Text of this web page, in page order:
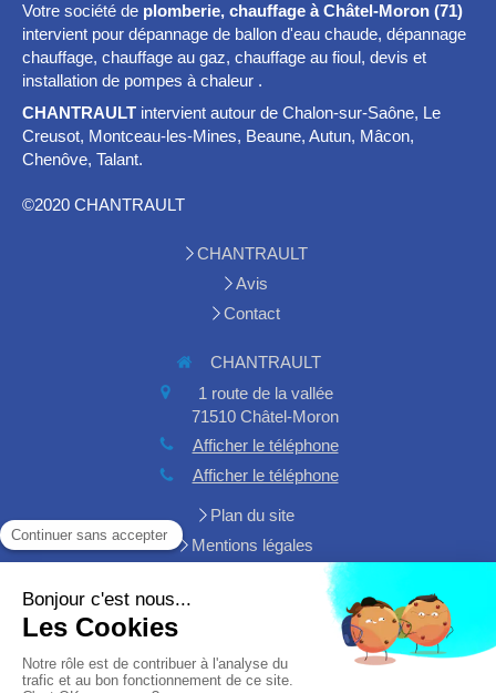
Votre société de plomberie, chauffage à Châtel-Moron (71)
intervient pour dépannage de ballon d'eau chaude, dépannage
chauffage, chauffage au gaz, chauffage au fioul, devis et
installation de pompes à chaleur .
CHANTRAULT intervient autour de Chalon-sur-Saône, Le
Creusot, Montceau-les-Mines, Beaune, Autun, Mâcon,
Chenôve, Talant.
©2020 CHANTRAULT
CHANTRAULT
Avis
Contact
CHANTRAULT
1 route de la vallée
71510 Châtel-Moron
Afficher le téléphone
Afficher le téléphone
Plan du site
Mentions légales
Demander un devis